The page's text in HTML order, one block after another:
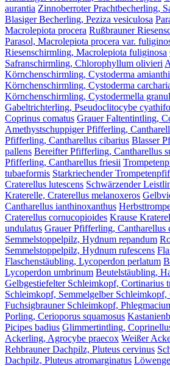
aurantia Zinnoberroter Prachtbecherling,
Blasiger Becherling, Peziza vesiculosa
Macrolepiota procera Rußbrauner
Parasol, Macrolepiota procera var.
Riesenschirmling, Macrolepiota fuliginosa
Safranschirmling, Chlorophyllum olivieri
Körnchenschirmling, Cystoderma
Körnchenschirmling, Cystoderma
Körnchenschirmling, Cystodermella
Gabeltrichterling, Pseudoclitocybe
Coprinus comatus Grauer Faltentintling,
Amethystschuppiger Pfifferling,
Pfifferling, Cantharellus cibarius Blasser
pallens Bereifter Pfifferling, Cantharellus
Pfifferling, Cantharellus friesii
tubaeformis Starkriechender
Craterellus lutescens Schwärzender
Kraterelle, Craterellus melanoxeros
Cantharellus ianthinoxanthus
Craterellus cornucopioides Krause
undulatus Grauer Pfifferling, Cantharellus
Semmelstoppelpilz, Hydnum repandum
Semmelstoppelpilz, Hydnum rufescens
Flaschenstäubling, Lycoperdon perlatum
Lycoperdon umbrinum Beutelstäubling,
Gelbgestiefelter Schleimkopf, Cortinarius
Schleimkopf, Semmelgelber
Fuchsigbrauner Schleimkopf,
Porling, Cerioporus squamosus
Picipes badius Glimmertintling,
Ackerling, Agrocybe praecox Weißer
Rehbrauner Dachpilz, Pluteus cervinus
Dachpilz, Pluteus atromarginatus